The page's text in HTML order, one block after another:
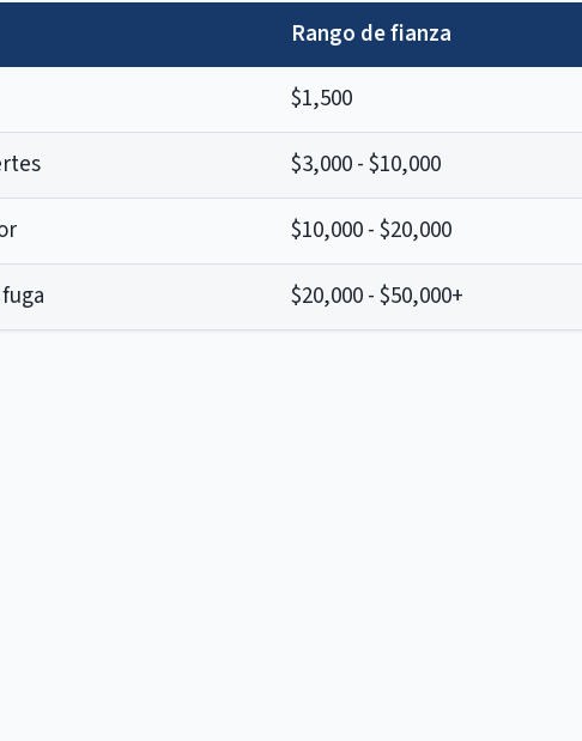
Rango de fianza
$1,500
$3,000 - $10,000
$10,000 - $20,000
$20,000 - $50,000+